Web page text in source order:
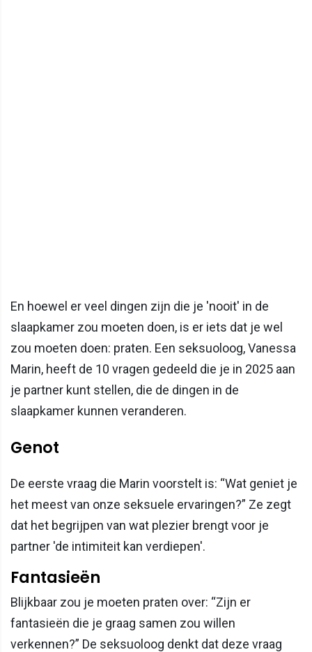
En hoewel er veel dingen zijn die je 'nooit' in de
slaapkamer zou moeten doen, is er iets dat je wel
zou moeten doen: praten. Een seksuoloog, Vanessa
Marin, heeft de 10 vragen gedeeld die je in 2025 aan
je partner kunt stellen, die de dingen in de
slaapkamer kunnen veranderen.
Genot
De eerste vraag die Marin voorstelt is: “Wat geniet je
het meest van onze seksuele ervaringen?” Ze zegt
dat het begrijpen van wat plezier brengt voor je
partner 'de intimiteit kan verdiepen'.
Fantasieën
Blijkbaar zou je moeten praten over: “Zijn er
fantasieën die je graag samen zou willen
verkennen?” De seksuoloog denkt dat deze vraag